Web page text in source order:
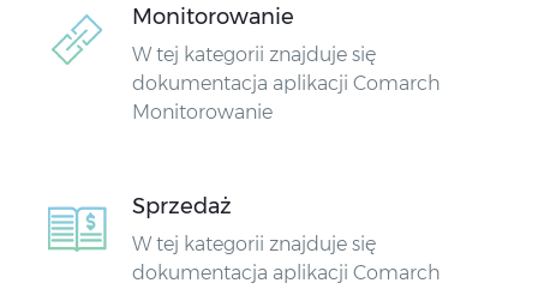
Monitorowanie
W tej kategorii znajduje się
dokumentacja aplikacji Comarch
Monitorowanie
Sprzedaż
W tej kategorii znajduje się
dokumentacja aplikacji Comarch